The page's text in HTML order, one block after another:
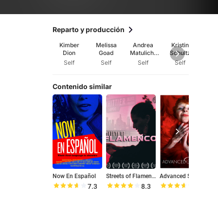
Reparto y producción
Kimber
Dion
Self
Melissa
Goad
Self
Andrea
Matulich-
Rowe
Self
Kristin
Schultz
Self
Contenido similar
Now En Español
7.3
Streets of Flamenco
8.3
Advanced Style